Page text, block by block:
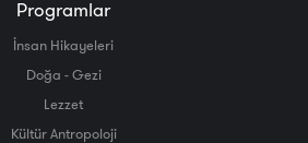
Programlar
İnsan Hikayeleri
Doğa - Gezi
Lezzet
Kültür Antropoloji